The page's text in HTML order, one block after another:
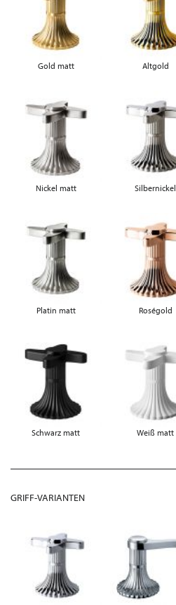
Gold matt Altgold
Nickel matt Silbernickel
Platin matt Roségold
Schwarz matt Weiß matt
GRIFF-VARIANTEN